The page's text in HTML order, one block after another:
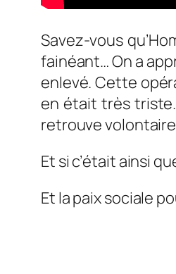
Savez-vous
fainéant… On a
enlevé. Cette
en était très
retrouve
Et si c’était ainsi
Et la paix sociale